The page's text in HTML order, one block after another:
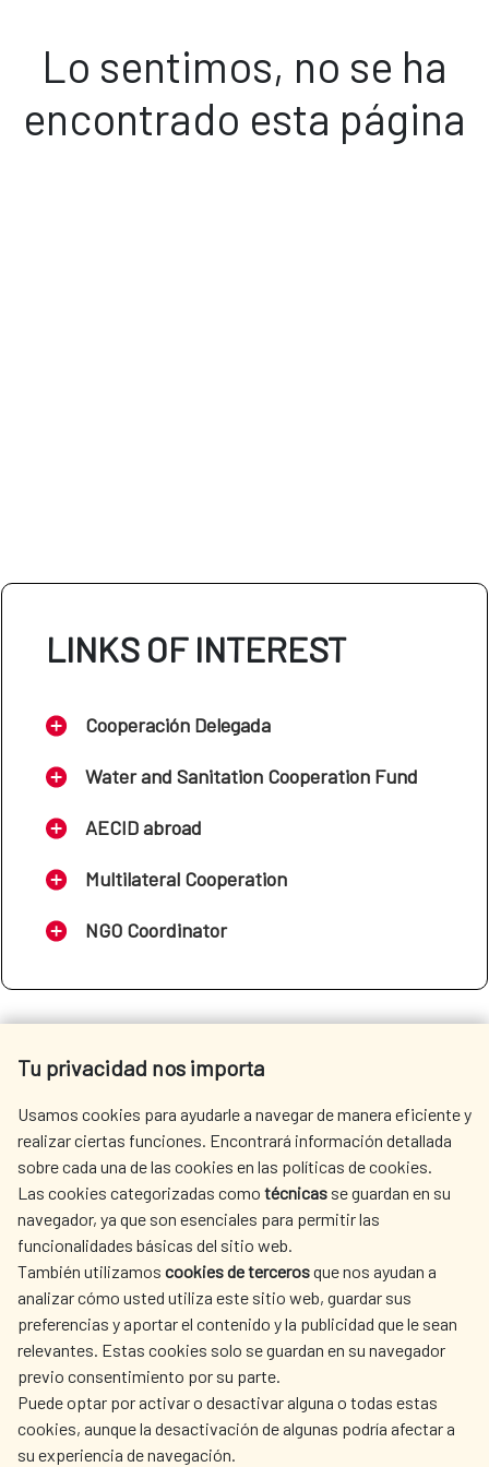
Lo sentimos, no se ha
encontrado esta página
LINKS OF INTEREST
Cooperación Delegada
Water and Sanitation Cooperation Fund
AECID abroad
Multilateral Cooperation
NGO Coordinator
SEE MORE SITES OF INTEREST
SEDE ELECTRÓNICA
Fecha de modificación de la página: 15/06/2026
Tu privacidad nos importa
Usamos cookies para ayudarle a navegar de manera eficiente y
realizar ciertas funciones. Encontrará información detallada
sobre cada una de las cookies en las políticas de cookies.
Las cookies categorizadas como técnicas se guardan en su
navegador, ya que son esenciales para permitir las
funcionalidades básicas del sitio web.
También utilizamos cookies de tercerosque nos ayudan a
analizar cómo usted utiliza este sitio web, guardar sus
preferencias y aportar el contenido y la publicidad que le sean
relevantes. Estas cookies solo se guardan en su navegador
previo consentimiento por su parte.
Puede optar por activar o desactivar alguna o todas estas
cookies, aunque la desactivación de algunas podría afectar a
su experiencia de navegación.